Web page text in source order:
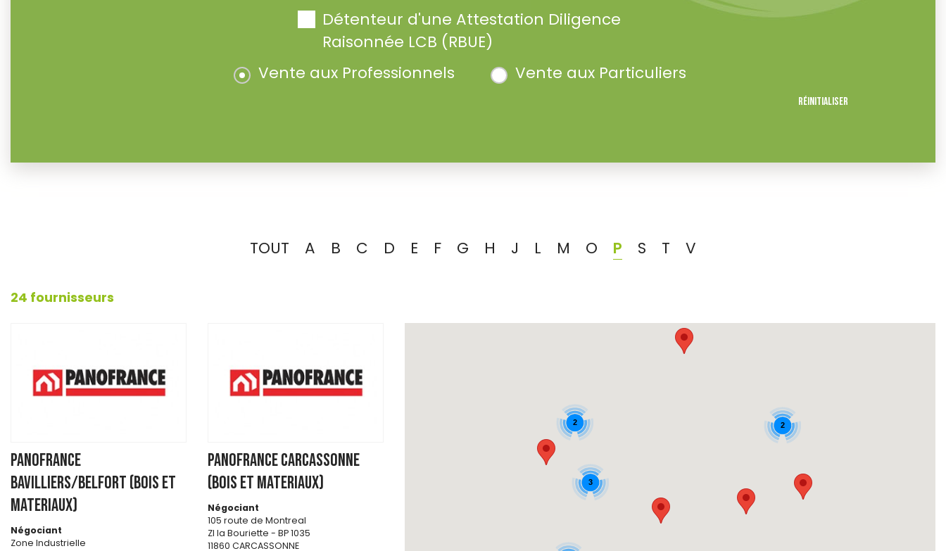
Détenteur d'une Attestation Diligence
Raisonnée LCB (RBUE)
Vente aux Professionnels
Vente aux Particuliers
Réinitialiser
TOUT A B C D E F G H J L M O P S T V
2
3
2
24 fournisseurs
PANOFRANCE
BAVILLIERS/BELFORT (BOIS ET
MATERIAUX)
Négociant
Zone Industrielle
PANOFRANCE CARCASSONNE
(BOIS ET MATERIAUX)
Négociant
105 route de Montreal
ZI la Bouriette - BP 1035
11860 CARCASSONNE